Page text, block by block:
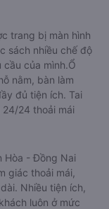
trang bị màn hình
sách nhiều chế độ
của mình.Ổ
nằm, bàn làm
đủ tiện ích. Tai
24 thoải mái
Hòa - Đồng Nai
giác thoải mái,
Nhiều tiện ích,
luôn ở mức